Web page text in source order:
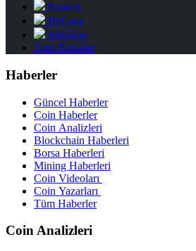
Kraken
Bitfinex
Bitstamp
Tüm Borsalar
Haberler
Güncel Haberler
Coin Haberler
Coin Analizleri
Blockchain Haberleri
Borsa Haberleri
Mining Haberleri
Coin Videoları
Coin Yazarları
Tüm Haberler
Coin Analizleri